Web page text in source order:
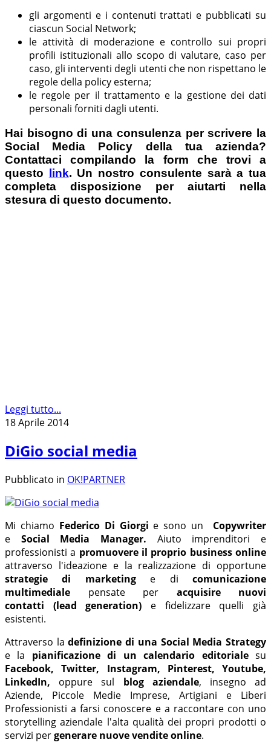
gli argomenti e i contenuti trattati e pubblicati su
ciascun Social Network;
le attività di moderazione e controllo sui propri
profili istituzionali allo scopo di valutare, caso per
caso, gli interventi degli utenti che non rispettano le
regole della policy esterna;
le regole per il trattamento e la gestione dei dati
personali forniti dagli utenti.
Hai bisogno di una consulenza per scrivere la
Social Media Policy della tua azienda?
Contattaci compilando la form che trovi a
questo link. Un nostro consulente sarà a tua
completa disposizione per aiutarti nella
stesura di questo documento.
Leggi tutto...
18 Aprile 2014
DiGio social media
Pubblicato in OK!PARTNER
Mi chiamo Federico Di Giorgi e sono un Copywriter
e Social Media Manager. Aiuto imprenditori e
professionisti a promuovere il proprio business online
attraverso l'ideazione e la realizzazione di opportune
strategie di marketinge dicomunicazione
multimediale pensate per acquisire nuovi
contatti
(lead generation) e fidelizzare quelli già
esistenti.
Attraverso ladefinizione di una Social Media Strategy
e la pianificazione di un calendario editorialesu
Facebook,
Twitter, Instagram, Pinterest, Youtube,
LinkedIn, oppure sul blog aziendale, insegno ad
Aziende, Piccole Medie Imprese, Artigiani e Liberi
Professionisti a farsi conoscere e a raccontare con uno
storytelling aziendale l'alta qualità dei propri prodotti o
servizi pergenerare nuove vendite online.